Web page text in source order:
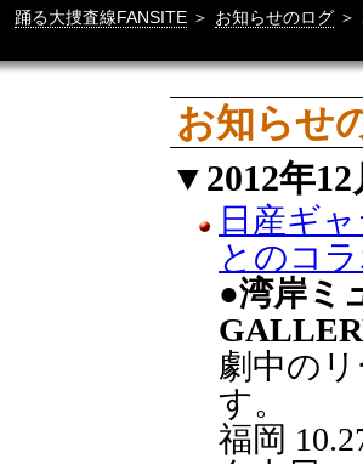
踊る大捜査線FANSITE ＞ お知らせのログ ＞
お知らせ
▼2012年
日産ギ
とのコ
●湾岸ミ
劇中の
す。
福岡